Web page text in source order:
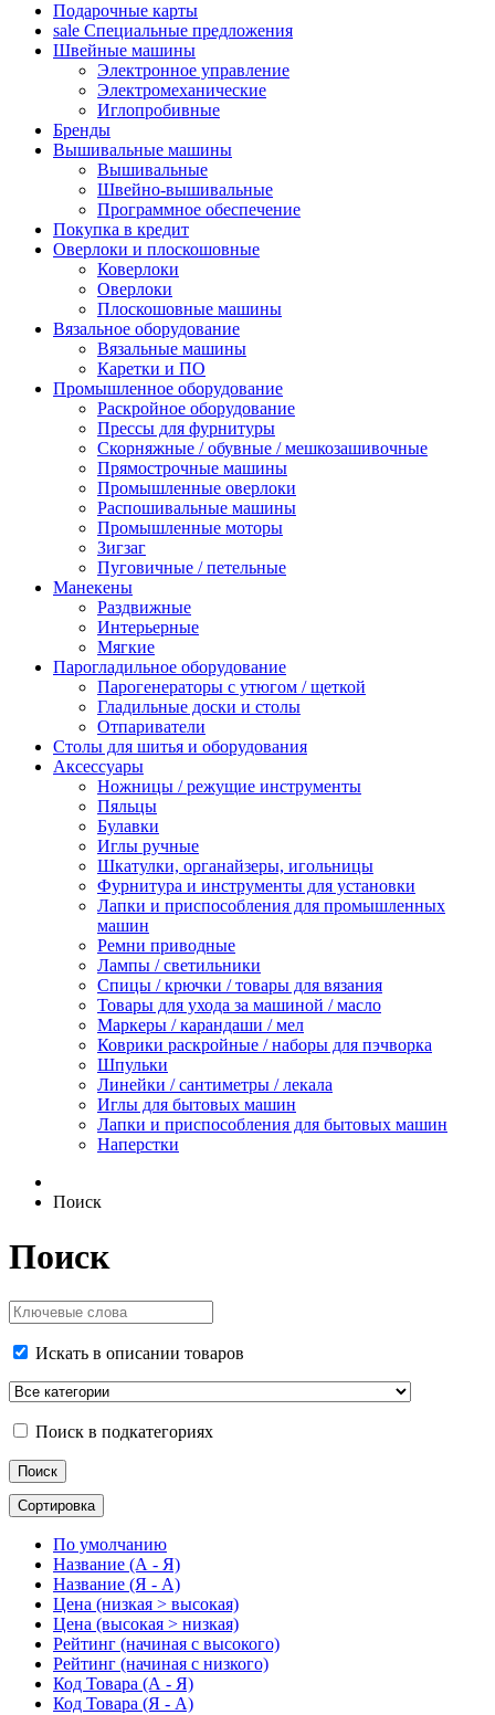
Подарочные карты
sale Специальные предложения
Швейные машины
Электронное управление
Электромеханические
Иглопробивные
Бренды
Вышивальные машины
Вышивальные
Швейно-вышивальные
Программное обеспечение
Покупка в кредит
Оверлоки и плоскошовные
Коверлоки
Оверлоки
Плоскошовные машины
Вязальное оборудование
Вязальные машины
Каретки и ПО
Промышленное оборудование
Раскройное оборудование
Прессы для фурнитуры
Скорняжные / обувные / мешкозашивочные
Прямострочные машины
Промышленные оверлоки
Распошивальные машины
Промышленные моторы
Зигзаг
Пуговичные / петельные
Манекены
Раздвижные
Интерьерные
Мягкие
Парогладильное оборудование
Парогенераторы с утюгом / щеткой
Гладильные доски и столы
Отпариватели
Столы для шитья и оборудования
Аксессуары
Ножницы / режущие инструменты
Пяльцы
Булавки
Иглы ручные
Шкатулки, органайзеры, игольницы
Фурнитура и инструменты для установки
Лапки и приспособления для промышленных
машин
Ремни приводные
Лампы / светильники
Спицы / крючки / товары для вязания
Товары для ухода за машиной / масло
Маркеры / карандаши / мел
Коврики раскройные / наборы для пэчворка
Шпульки
Линейки / сантиметры / лекала
Иглы для бытовых машин
Лапки и приспособления для бытовых машин
Наперстки
Поиск
Поиск
Искать в описании товаров
Поиск в подкатегориях
Сортировка
По умолчанию
Название (А - Я)
Название (Я - А)
Цена (низкая > высокая)
Цена (высокая > низкая)
Рейтинг (начиная с высокого)
Рейтинг (начиная с низкого)
Код Товара (А - Я)
Код Товара (Я - А)